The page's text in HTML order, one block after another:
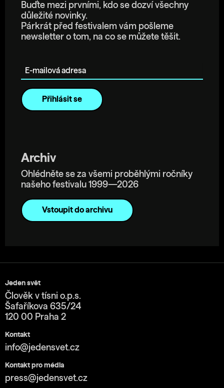
Buďte mezi prvními, kdo se dozví všechny
důležité novinky.
Párkrát před festivalem vám pošleme
newsletter o tom, na co se můžete těšit.
Archiv
Ohlédněte se za všemi proběhlými ročníky
našeho festivalu 1999—2026
Vstoupit do archivu
Jeden svět
Člověk v tísni o.p.s.
Šafaříkova 635/24
120 00 Praha 2
Kontakt
info@jedensvet.cz
Kontakt pro média
press@jedensvet.cz